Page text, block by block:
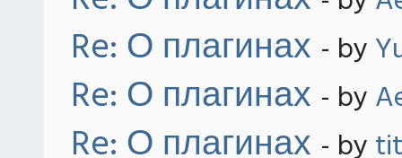
Re: О плагинах - by
Re: О плагинах - by
Re: О плагинах - by tit